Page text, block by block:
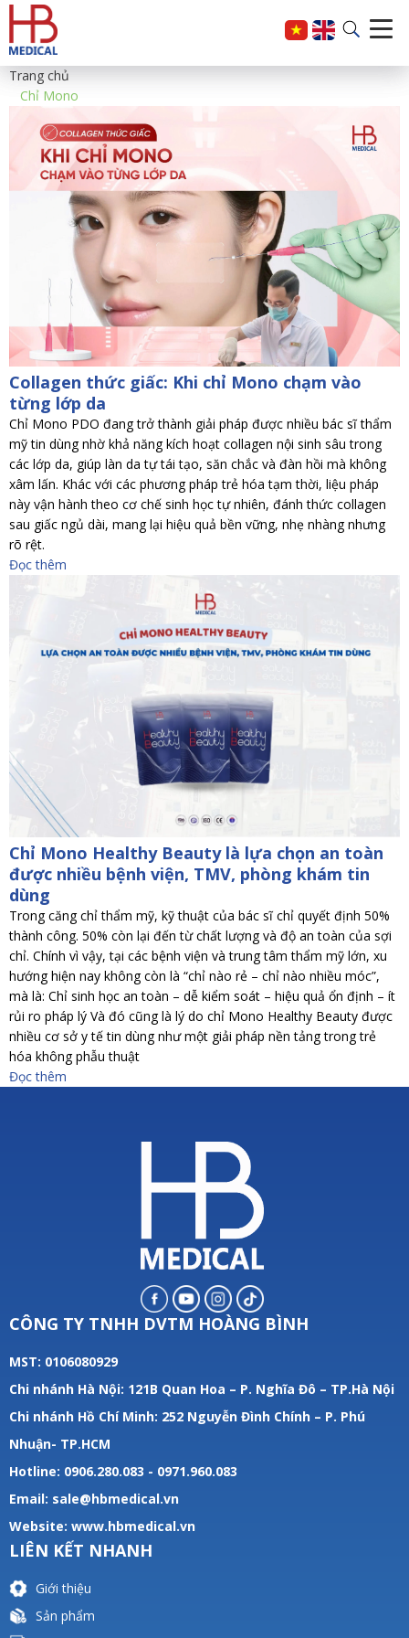
Trang chủ
Chỉ Mono
Collagen thức giấc: Khi chỉ Mono chạm vào
từng lớp da
Chỉ Mono PDO đang trở thành giải pháp được nhiều bác sĩ thẩm
mỹ tin dùng nhờ khả năng kích hoạt collagen nội sinh sâu trong
các lớp da, giúp làn da tự tái tạo, săn chắc và đàn hồi mà không
xâm lấn. Khác với các phương pháp trẻ hóa tạm thời, liệu pháp
này vận hành theo cơ chế sinh học tự nhiên, đánh thức collagen
sau giấc ngủ dài, mang lại hiệu quả bền vững, nhẹ nhàng nhưng
rõ rệt.
Đọc thêm
Chỉ Mono Healthy Beauty là lựa chọn an toàn
được nhiều bệnh viện, TMV, phòng khám tin
dùng
Trong căng chỉ thẩm mỹ, kỹ thuật của bác sĩ chỉ quyết định 50%
thành công. 50% còn lại đến từ chất lượng và độ an toàn của sợi
chỉ. Chính vì vậy, tại các bệnh viện và trung tâm thẩm mỹ lớn, xu
hướng hiện nay không còn là “chỉ nào rẻ – chỉ nào nhiều móc”,
mà là: Chỉ sinh học an toàn – dễ kiểm soát – hiệu quả ổn định – ít
rủi ro pháp lý Và đó cũng là lý do chỉ Mono Healthy Beauty được
nhiều cơ sở y tế tin dùng như một giải pháp nền tảng trong trẻ
hóa không phẫu thuật
Đọc thêm
CÔNG TY TNHH DVTM HOÀNG BÌNH
MST: 0106080929
Chi nhánh Hà Nội: 121B Quan Hoa – P. Nghĩa Đô – TP.Hà Nội
Chi nhánh Hồ Chí Minh: 252 Nguyễn Đình Chính – P. Phú
Nhuận- TP.HCM
Hotline: 0906.280.083 - 0971.960.083
Email: sale@hbmedical.vn
Website: www.hbmedical.vn
LIÊN KẾT NHANH
Giới thiệu
Sản phẩm